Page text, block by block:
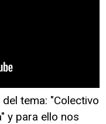
tema: "Colectivo
y para ello nos